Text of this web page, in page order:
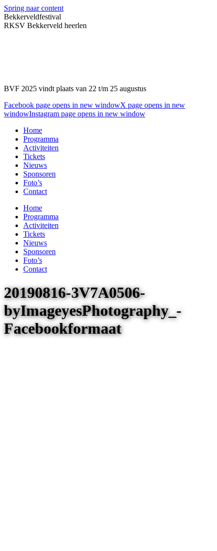
Spring naar content
Bekkerveldfestival
RKSV Bekkerveld heerlen
BVF 2025 vindt plaats van 22 t/m 25 augustus
Facebook page opens in new windowX page opens in new
windowInstagram page opens in new window
Home
Programma
Activiteiten
Tickets
Nieuws
Sponsoren
Foto’s
Contact
Home
Programma
Activiteiten
Tickets
Nieuws
Sponsoren
Foto’s
Contact
20190816-3V7A0506-
byImageyesPhotography_-
Facebookformaat